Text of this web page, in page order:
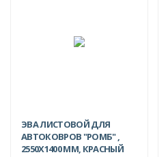
ЭВА ЛИСТОВОЙ ДЛЯ
АВТОКОВРОВ "РОМБ" ,
2550Х1400 ММ, КРАСНЫЙ